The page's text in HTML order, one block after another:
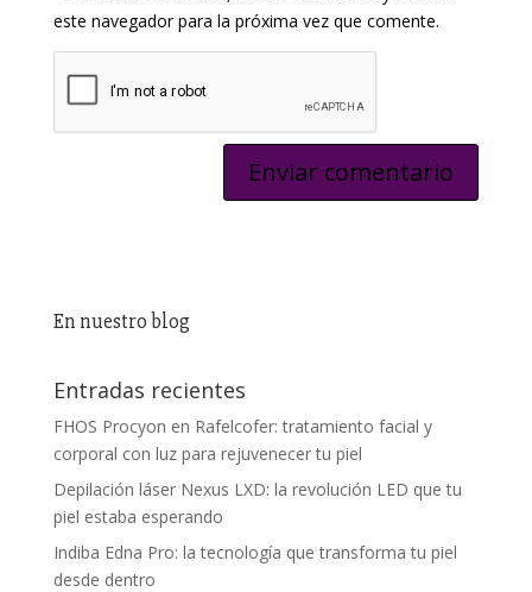
este navegador para la próxima vez que comente.
En nuestro blog
Entradas recientes
FHOS Procyon en Rafelcofer: tratamiento facial y
corporal con luz para rejuvenecer tu piel
Depilación láser Nexus LXD: la revolución LED que tu
piel estaba esperando
Indiba Edna Pro: la tecnología que transforma tu piel
desde dentro